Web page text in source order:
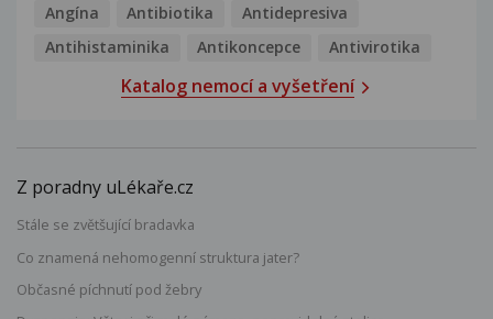
Angína
Antibiotika
Antidepresiva
Antihistaminika
Antikoncepce Antivirotika
Katalog nemocí a vyšetření
Z poradny uLékaře.cz
Stále se zvětšující bradavka
Co znamená nehomogenní struktura jater?
Občasné píchnutí pod žebry